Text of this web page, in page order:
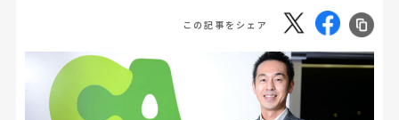
この記事をシェア